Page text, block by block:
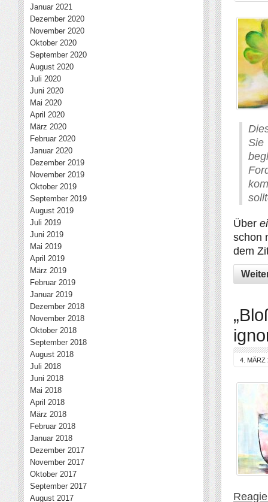
Über
schon
dem
4. MÄRZ
Januar 2021
Dezember 2020
November 2020
Oktober 2020
September 2020
August 2020
Juli 2020
Juni 2020
Mai 2020
April 2020
März 2020
Februar 2020
Januar 2020
Dezember 2019
November 2019
Oktober 2019
September 2019
August 2019
Juli 2019
Juni 2019
Mai 2019
April 2019
März 2019
Februar 2019
Januar 2019
Dezember 2018
November 2018
Oktober 2018
September 2018
August 2018
Juli 2018
Juni 2018
Mai 2018
April 2018
März 2018
Februar 2018
Januar 2018
Dezember 2017
November 2017
Oktober 2017
September 2017
August 2017